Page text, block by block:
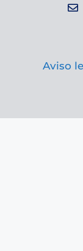
Aviso